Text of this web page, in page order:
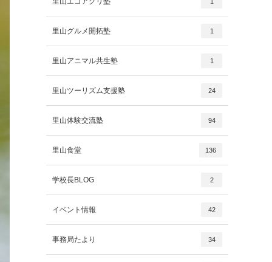
里山グルメ開拓塾 1
里山アニマル共生塾 1
里山ツーリズム支援塾 24
里山体験交流塾 94
里山食堂 136
学校長BLOG 2
イベント情報 42
事務局たより 34